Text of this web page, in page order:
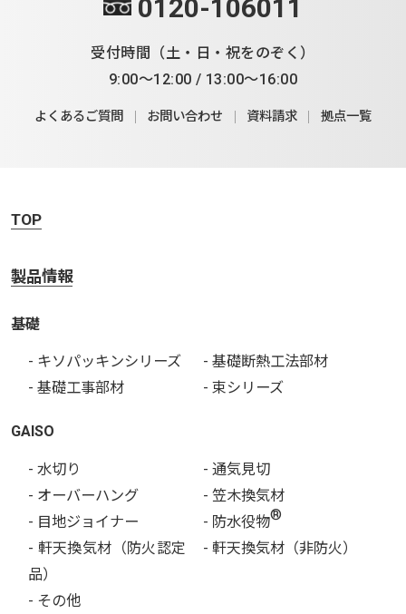
0120-106011
受付時間（土・日・祝をのぞく）
9:00～12:00 / 13:00～16:00
よくあるご質問 お問い合わせ 資料請求 拠点一覧
TOP
製品情報
基礎
- キソパッキンシリーズ
- 基礎断熱工法部材
- 基礎工事部材
- 束シリーズ
GAISO
- 水切り
- 通気見切
- オーバーハング
- 笠木換気材
- 目地ジョイナー
- 防水役物®
- 軒天換気材（防火認定
品）
- 軒天換気材（非防火）
- その他